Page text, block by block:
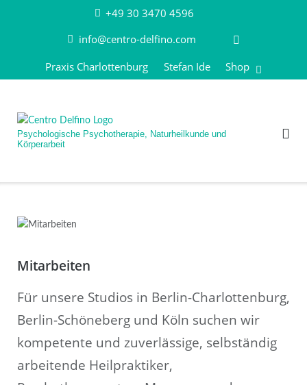
+49 30 3470 4596
info@centro-delfino.com
Praxis Charlottenburg Stefan Ide Shop
Psychologische Psychotherapie, Naturheilkunde und
Körperarbeit
Mitarbeiten
Für unsere Studios in Berlin-Charlottenburg,
Berlin-Schöneberg und Köln suchen wir
kompetente und zuverlässige, selbständig
arbeitende Heilpraktiker,